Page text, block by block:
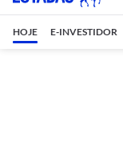
HOJE E-INVESTIDOR